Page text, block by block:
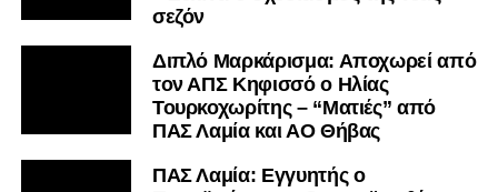
σεζόν
Διπλό Μαρκάρισμα: Αποχωρεί από
τον ΑΠΣ Κηφισσό ο Ηλίας
Τουρκοχωρίτης – “Ματιές” από
ΠΑΣ Λαμία και ΑΟ Θήβας
ΠΑΣ Λαμία: Εγγυητής ο